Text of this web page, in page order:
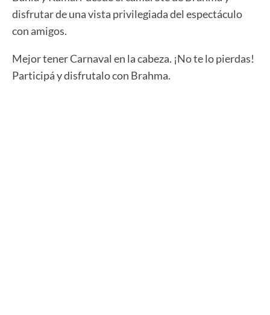
disfrutar de una vista privilegiada del espectáculo
con amigos.
Mejor tener Carnaval en la cabeza. ¡No te lo pierdas!
Participá y disfrutalo con Brahma.